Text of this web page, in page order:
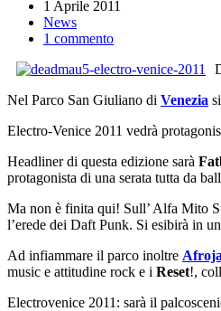
1 Aprile 2011
News
1 commento
Nel Parco San Giuliano di Venezia
Electro-Venice 2011 vedrà
Headliner di questa edizione sarà
protagonista di una serata tutta da
Ma non è finita qui! Sull’ Alfa Mito
l’erede dei Daft Punk. Si esibirà in
Ad infiammare il parco inoltre
music e attitudine rock e i Reset!,
Electrovenice 2011: sarà il